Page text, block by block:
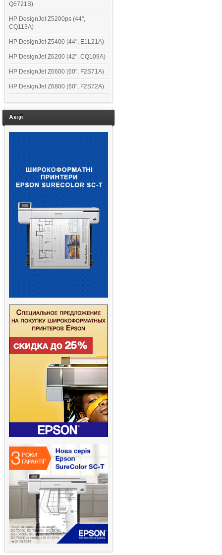
Q6721B)
HP DesignJet Z5200ps (44",
CQ113A)
HP DesignJet Z5400 (44", E1L21A)
HP DesignJet Z6200 (42", CQ109A)
HP DesignJet Z6600 (60", F2S71A)
HP DesignJet Z6800 (60", F2S72A)
Акції